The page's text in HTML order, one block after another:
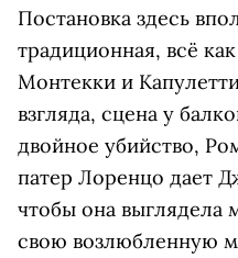
Постановка здесь
традиционная, всё
Монтекки и
взгляда, сцена у
двойное убийство,
патер Лоренцо дает
чтобы она выглядела
свою возлюбленную